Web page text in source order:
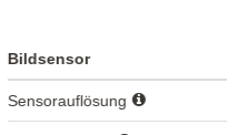
Bildsensor
Sensorauflösung